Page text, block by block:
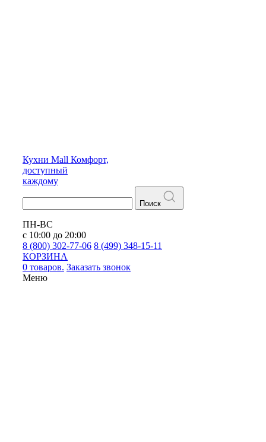
Кухни Mall Комфорт,
доступный
каждому
Поиск
ПН-ВС
с 10:00 до 20:00
8 (800) 302-77-06 8 (499) 348-15-11
КОРЗИНА
0 товаров. Заказать звонок
Меню